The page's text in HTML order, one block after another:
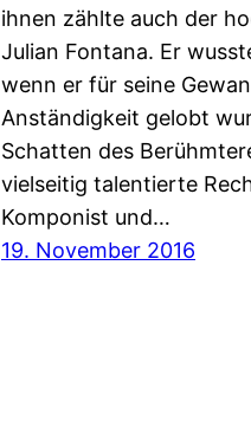
ihnen zählte auch der
Julian Fontana. Er
wenn er für seine
Anständigkeit gelobt
Schatten des
vielseitig talentierte
Komponist und…
19. November 2016